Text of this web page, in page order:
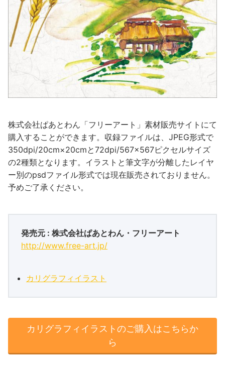
株式会社ぱあとわん「フリーアート」素材販売サイトにて
購入することができます。収録ファイルは、JPEG形式で
350dpi/20cm×20cmと72dpi/567×567ピクセルサイズ
の2種類となります。イラストと筆文字が分離したレイヤ
ー別のpsdファイル形式では現在販売されておりません。
予めご了承ください。
発売元 : 株式会社ぱあとわん・フリーアート
http://www.free-art.jp/
カリグラフィイラスト
カリグラフィイラストのご購入はこちらか
ら